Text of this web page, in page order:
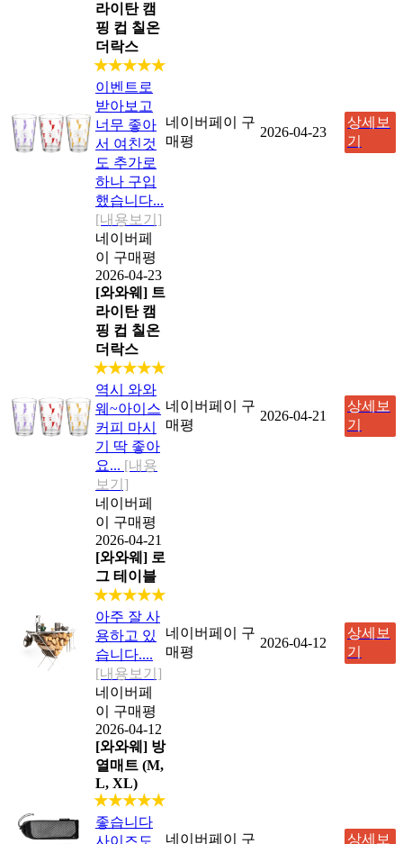
라이탄 캠
핑 컵 칠온
더락스
★★★★★
이벤트로
받아보고
너무 좋아
서 여친것
도 추가로
하나 구입
했습니다...
[내용보기]
네이버페
이 구매평
2026-04-23
네이버페이 구
매평
2026-04-23
상세보
기
[와와웨] 트
라이탄 캠
핑 컵 칠온
더락스
★★★★★
역시 와와
웨~아이스
커피 마시
기 딱 좋아
요... [내용
보기]
네이버페
이 구매평
2026-04-21
네이버페이 구
매평
2026-04-21
상세보
기
[와와웨] 로
그 테이블
★★★★★
아주 잘 사
용하고 있
습니다....
[내용보기]
네이버페
이 구매평
2026-04-12
네이버페이 구
매평
2026-04-12
상세보
기
[와와웨] 방
열매트 (M,
L, XL)
★★★★★
좋습니다
네이버페이 구 상세보